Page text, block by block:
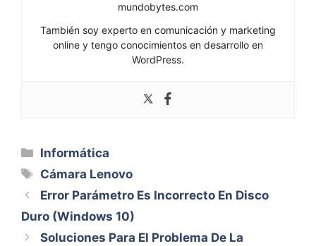
mundobytes.com
También soy experto en comunicación y marketing
online y tengo conocimientos en desarrollo en
WordPress.
Categorías
Informática
Etiquetas
Cámara Lenovo
Error Parámetro Es Incorrecto En Disco
Duro (Windows 10)
Soluciones Para El Problema De La